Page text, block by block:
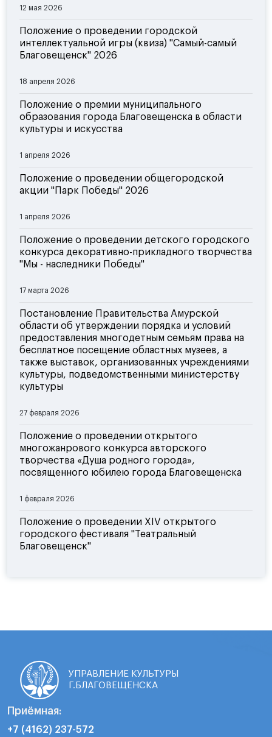
12 мая 2026
Положение о проведении городской
интеллектуальной игры (квиза) "Самый-самый
Благовещенск" 2026
18 апреля 2026
Положение о премии муниципального
образования города Благовещенска в области
культуры и искусства
1 апреля 2026
Положение о проведении общегородской
акции "Парк Победы" 2026
1 апреля 2026
Положение о проведении детского городского
конкурса декоративно-прикладного творчества
"Мы - наследники Победы"
17 марта 2026
Постановление Правительства Амурской
области об утверждении порядка и условий
предоставления многодетным семьям права на
бесплатное посещение областных музеев, а
также выставок, организованных учреждениями
культуры, подведомственными министерству
культуры
27 февраля 2026
Положение о проведении открытого
многожанрового конкурса авторского
творчества «Душа родного города»,
посвященного юбилею города Благовещенска
1 февраля 2026
Положение о проведении XIV открытого
городского фестиваля "Театральный
Благовещенск"
УПРАВЛЕНИЕ КУЛЬТУРЫ
Г.БЛАГОВЕЩЕНСКА
Приёмная:
+7 (4162) 237-572